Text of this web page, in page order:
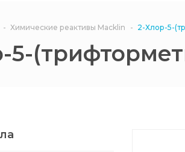
Химические реактивы Macklin 2-Хлор-5-
5-